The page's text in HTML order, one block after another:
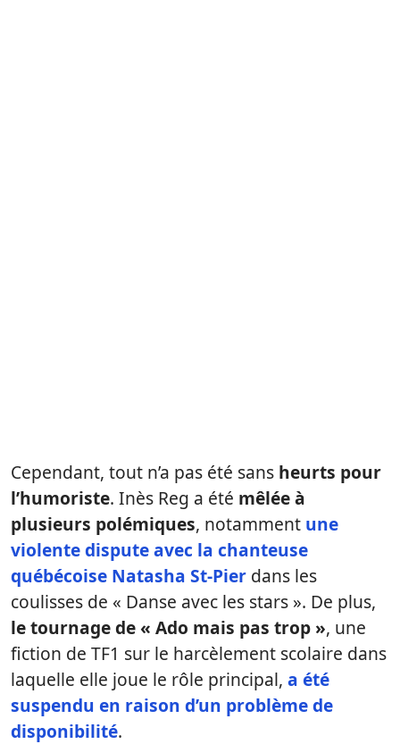
Cependant, tout n’a pas été sans heurts pour
l’humoriste. Inès Reg a été mêlée à
plusieurs polémiques, notamment une
violente disputeavec la chanteuse
québécoise Natasha St-Pier dans les
coulisses de « Danse avec les stars ». De plus,
le tournage de « Ado mais pas trop », une
fiction de TF1 sur le harcèlement scolaire dans
laquelle elle joue le rôle principal, a été
suspendu en raison d’un problème de
disponibilité.